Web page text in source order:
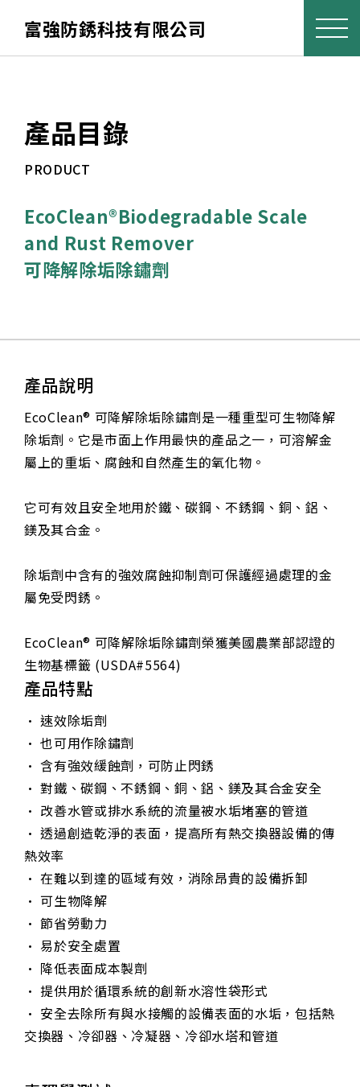
富強防銹科技有限公司
產品目錄
PRODUCT
EcoClean®Biodegradable Scale
and Rust Remover
可降解除垢除鏽劑
產品說明
EcoClean® 可降解除垢除鏽劑是一種重型可生物降解
除垢劑。它是市面上作用最快的產品之一，可溶解金
屬上的重垢、腐蝕和自然產生的氧化物。
它可有效且安全地用於鐵、碳鋼、不銹鋼、銅、鋁、
鎂及其合金。
除垢劑中含有的強效腐蝕抑制劑可保護經過處理的金
屬免受閃銹。
EcoClean® 可降解除垢除鏽劑榮獲美國農業部認證的
生物基標籤 (USDA#5564)
產品特點
• 速效除垢劑
• 也可用作除鏽劑
• 含有強效緩蝕劑，可防止閃銹
• 對鐵、碳鋼、不銹鋼、銅、鋁、鎂及其合金安全
• 改善水管或排水系統的流量被水垢堵塞的管道
• 透過創造乾淨的表面，提高所有熱交換器設備的傳
熱效率
• 在難以到達的區域有效，消除昂貴的設備拆卸
• 可生物降解
• 節省勞動力
• 易於安全處置
• 降低表面成本製劑
• 提供用於循環系統的創新水溶性袋形式
• 安全去除所有與水接觸的設備表面的水垢，包括熱
交換器、冷卻器、冷凝器、冷卻水塔和管道